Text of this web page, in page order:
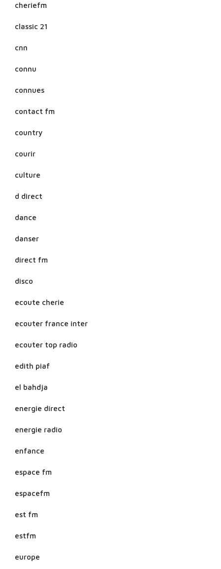
cheriefm
classic 21
cnn
connu
connues
contact fm
country
courir
culture
d direct
dance
danser
direct fm
disco
ecoute cherie
ecouter france inter
ecouter top radio
edith piaf
el bahdja
energie direct
energie radio
enfance
espace fm
espacefm
est fm
estfm
europe